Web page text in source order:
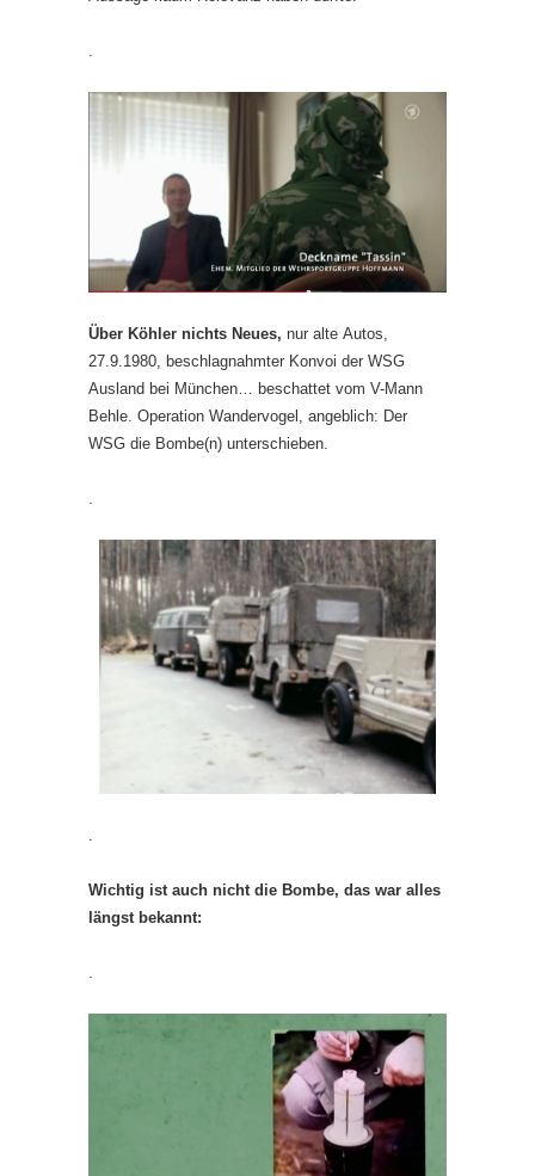
.
Über Köhler nichts Neues, nur alte Autos,
27.9.1980, beschlagnahmter Konvoi der WSG
Ausland bei München… beschattet vom V-Mann
Behle. Operation Wandervogel, angeblich: Der
WSG die Bombe(n) unterschieben.
.
.
Wichtig ist auch nicht die Bombe, das war alles
längst bekannt:
.